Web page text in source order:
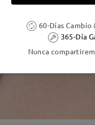
60-Días Cambio
365-Día
Nunca